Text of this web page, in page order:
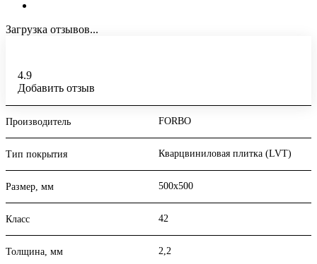
Загрузка отзывов...
4.9
Добавить отзыв
Производитель FORBO
Тип покрытия Кварцвиниловая плитка (LVT)
Размер, мм 500x500
Класс 42
Толщина, мм 2,2